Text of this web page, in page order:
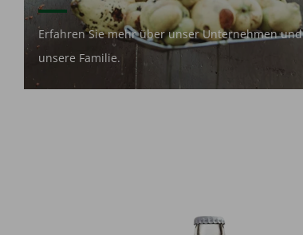
Erfahren Sie mehr über unser Unternehmen und
unsere Familie.